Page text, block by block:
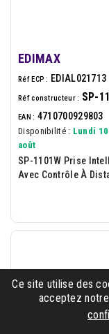
EDIMAX
Réf ECP : EDIAL021713
Réf constructeur : SP-
EAN : 4710700929803
Disponibilité : Lundi 10
août
SP-1101W Prise
Avec Contrôle À
Ce site utilise des
acceptez